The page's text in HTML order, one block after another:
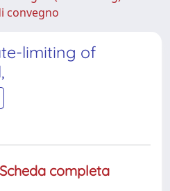
convegno
limiting of
Scheda completa